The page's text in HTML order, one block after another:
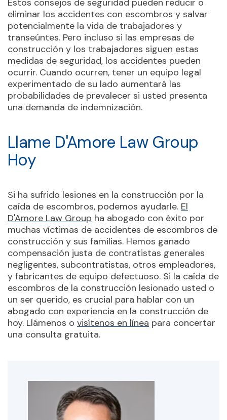
eliminar los accidentes con escombros y salvar
potencialmente la vida de trabajadores y
transeúntes. Pero incluso si las empresas de
construcción y los trabajadores siguen estas
medidas de seguridad, los accidentes pueden
ocurrir. Cuando ocurren, tener un equipo legal
experimentado de su lado aumentará las
probabilidades de prevalecer si usted presenta
una demanda de indemnización.
Llame D'Amore Law Group
Hoy
Si ha sufrido lesiones en la construcción por la
caída de escombros, podemos ayudarle. El
D'Amore Law Group ha abogado con éxito por
muchas víctimas de accidentes de escombros de
construcción y sus familias. Hemos ganado
compensación justa de contratistas generales
negligentes, subcontratistas, otros empleadores,
y fabricantes de equipo defectuoso. Si la caída de
escombros de la construcción lesionado usted o
un ser querido, es crucial para hablar con un
abogado con experiencia en la construcción de
hoy. Llámenos o visítenos en línea para concertar
una consulta gratuita.